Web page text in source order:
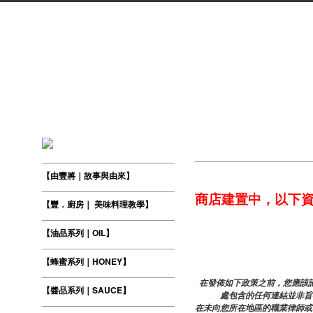
【由豐將｜故事與由來】
【豐．廚房｜ 美味料理教學】
【油品系列｜OIL】
【蜂蜜系列｜HONEY】
【醬品系列｜SAUCE】
商店建置中，以下
在發佈如下政策之前，您應該
處包含的任何連結並非
在未向您所在地區的職業律師